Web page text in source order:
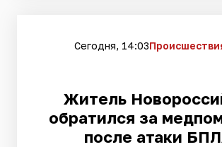
Сегодня, 14:03
Житель
обратился за
после атаки